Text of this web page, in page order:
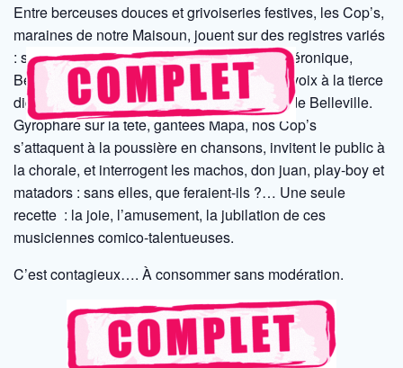
Entre berceuses douces et grivoiseries festives, les Cop’s,
maraines de notre Maisoun, jouent sur des registres variés
: swing, comptines, rock, reggae ou blues. Véronique,
Bernadette et Muriel nous régalent de leurs voix à la tierce
digne des Andrew Sisters ou des Triplettes de Belleville.
Gyrophare sur la tête, gantées Mapa, nos Cop’s
s’attaquent à la poussière en chansons, invitent le public à
la chorale, et interrogent les machos, don juan, play-boy et
matadors : sans elles, que feraient-ils ?… Une seule
recette : la joie, l’amusement, la jubilation de ces
musiciennes comico-talentueuses.
C’est contagieux…. À consommer sans modération.